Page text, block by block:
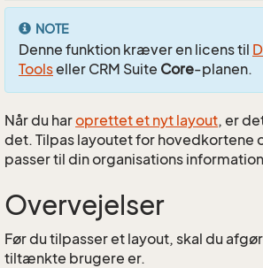
NOTE
Denne funktion kræver en licens til
Toolseller CRM Suite Core-planen.
Når du haroprettet et nyt layout, er
det. Tilpas layoutet for hovedkortene
passer til din organisations
Overvejelser
Før du tilpasser et layout, skal du
tiltænkte brugere er.